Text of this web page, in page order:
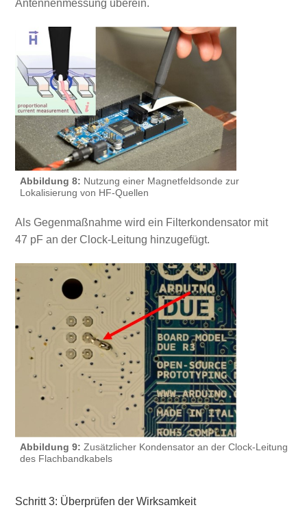
Antennenmessung überein.
Abbildung 8: Nutzung einer Magnetfeldsonde zur
Lokalisierung von HF-Quellen
Als Gegenmaßnahme wird ein Filterkondensator mit
47 pF an der Clock-Leitung hinzugefügt.
Abbildung 9: Zusätzlicher Kondensator an der Clock-Leitung
des Flachbandkabels
Schritt 3: Überprüfen der Wirksamkeit